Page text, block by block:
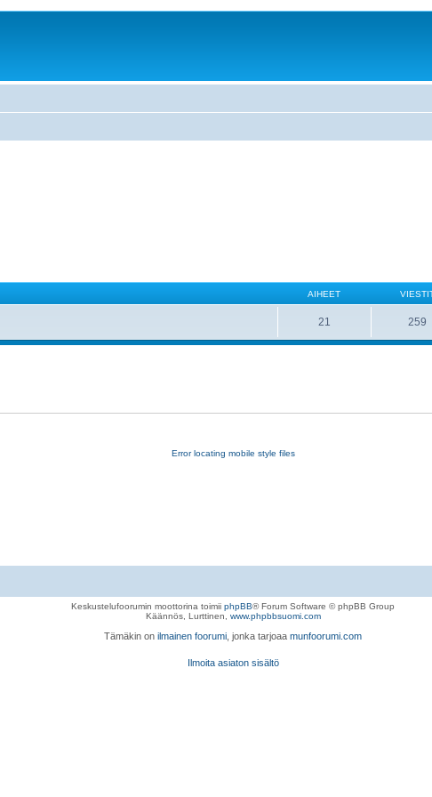
AIHEET
21 259
Error locating mobile style files
Keskustelufoorumin moottorina toimii phpBB® Forum Software © phpBB Group
Käännös, Lurttinen, www.phpbbsuomi.com
Tämäkin on ilmainen foorumi , jonka tarjoaa munfoorumi.com
Ilmoita asiaton sisältö